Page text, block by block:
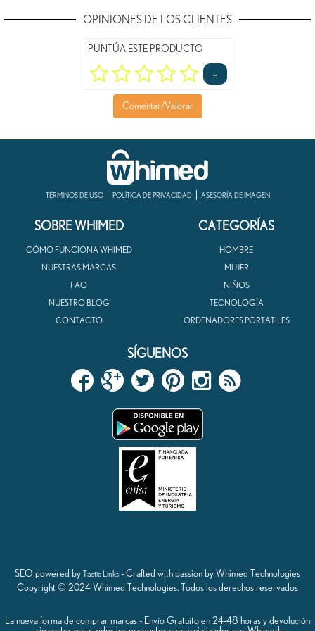
OPINIONES DE LOS CLIENTES
PUNTÚA ESTE PRODUCTO
-
Comentar/Valorar
TÉRMINOS DE USO POLÍTICA DE PRIVACIDAD ASESORÍA DE IMAGEN
SOBRE WHIMED
CÓMO FUNCIONA WHIMED
NUESTRAS MARCAS
FAQ
NUESTRO BLOG
CONTACTO
CATEGORÍAS
HOMBRE
MUJER
NIÑOS
TECNOLOGÍA
ORDENADORES PORTÁTILES
SÍGUENOS
SEO powered by Tactic Links - Crafted with passion by Whimed Technologies
Copyright © 2024 Whimed Technologies. Todos los derechos reservados
La nueva forma de comprar marcas - Envío Gratuito en 24-48 horas y devolución